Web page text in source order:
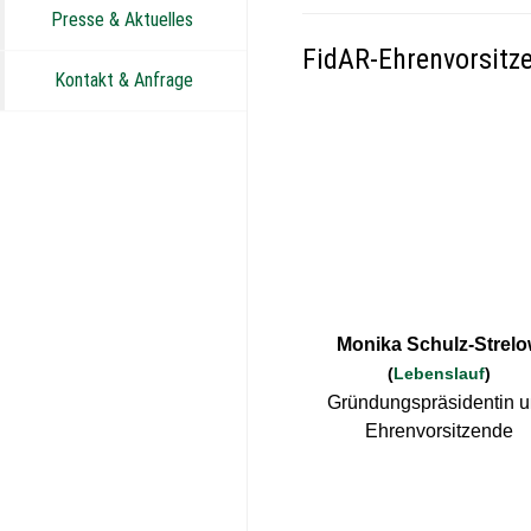
Presse & Aktuelles
Kontakt & Anfrage
FidAR-
Monika Schulz-
( Lebenslauf)
Gründungspräsidentin
Ehrenvorsitzende